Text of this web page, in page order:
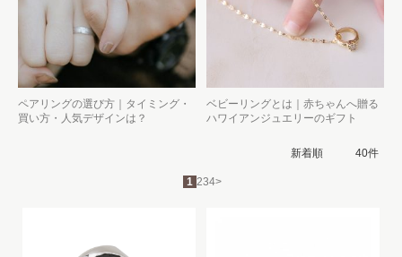
ペアリングの選び方｜タイミング・
買い方・人気デザインは？
ベビーリングとは｜赤ちゃんへ贈る
ハワイアンジュエリーのギフト
1 234>